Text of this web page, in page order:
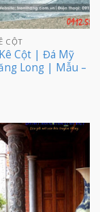
CỘT
Cột | Đá Mỹ
Long | Mẫu –